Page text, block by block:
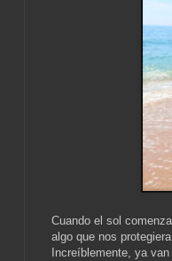
Cuando el sol
algo que nos
Increíblemente, ya